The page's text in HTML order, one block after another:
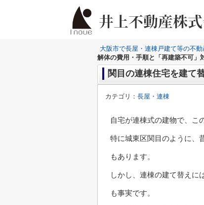
大阪市で長屋・連棟戸建て等の不
解体の費用・手順と「再建築不可」
関目の連棟住宅を建て
カテゴリ： 長屋・連棟
自宅が連棟式の建物で、こ
特に城東区関目のように、
もあります。
しかし、連棟の建て替えに
も事実です。